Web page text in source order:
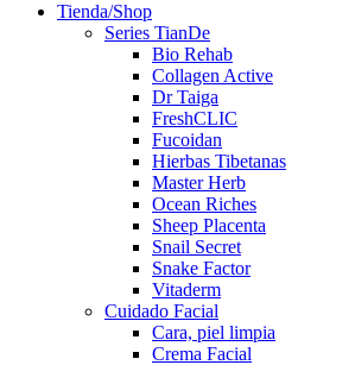
Tienda/Shop
Series TianDe
Bio Rehab
Collagen Active
Dr Taiga
FreshCLIC
Fucoidan
Hierbas Tibetanas
Master Herb
Ocean Riches
Sheep Placenta
Snail Secret
Snake Factor
Vitaderm
Cuidado Facial
Cara, piel limpia
Crema Facial